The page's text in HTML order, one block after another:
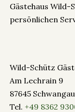
Gästehaus Wild-
persönlichen
Wild-Schütz
Am Lechrain 9
87645 Schwangau
Tel. +49 8362